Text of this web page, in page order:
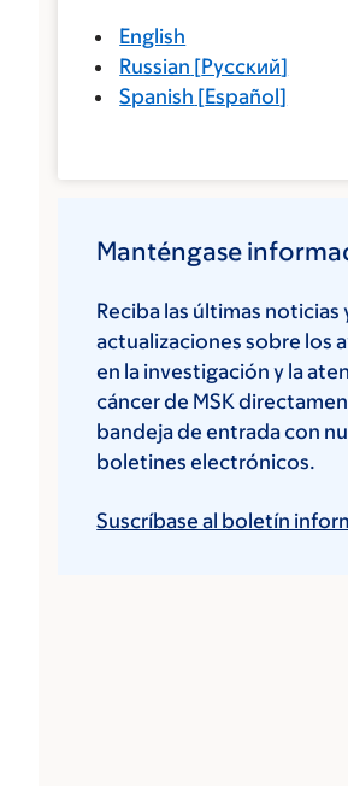
English
Russian [Русский]
Spanish [Español]
Manténgase
Reciba las últimas noticias
actualizaciones sobre los
en la investigación y la
cáncer de MSK
bandeja de entrada con
boletines electrónicos.
Suscríbase al boletín